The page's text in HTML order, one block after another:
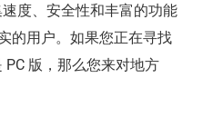
度、安全性和丰富的功能
的用户。如果您正在寻找
版，那么您来对地方